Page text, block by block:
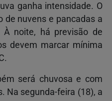
ganha intensidade. O
de nuvens e pancadas a
noite, há previsão de
devem marcar mínima
será chuvosa e com
Na segunda-feira (18), a